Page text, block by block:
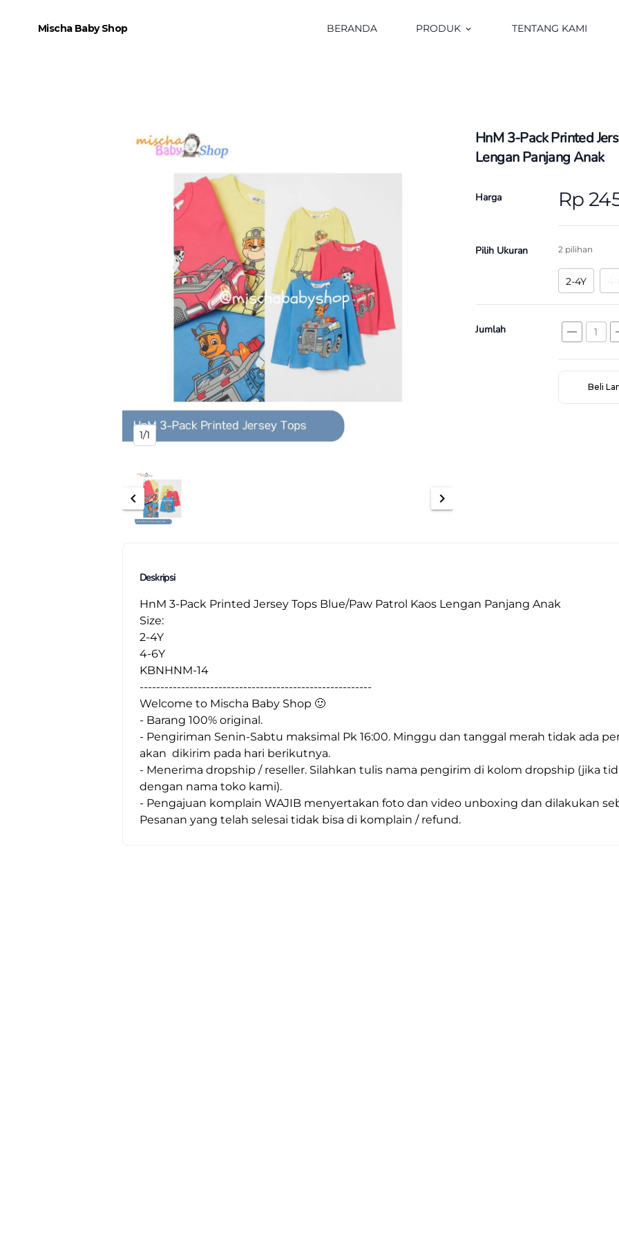
Mischa Baby Shop BERANDA PRODUK keyboard_arrow_down TENTANG KAMI
1/1
chevron_left chevron_right
HnM 3-Pack Printed
Lengan Panjang Anak
Harga Rp
Pilih Ukuran 2 pilihan
2-4Y
Jumlah remove
Beli
Deskripsi
HnM 3-Pack Printed Jersey Tops Blue/Paw Patrol Kaos Lengan Panjang Anak
Size:
2-4Y
4-6Y
KBNHNM-14
--------------------------------------------------------
Welcome to Mischa Baby Shop 🙂
- Barang 100% original.
- Pengiriman Senin-Sabtu maksimal Pk 16:00. Minggu dan tanggal merah tidak ada
akan  dikirim pada hari berikutnya.
- Menerima dropship / reseller. Silahkan tulis nama pengirim di kolom dropship (jika
dengan nama toko kami).
- Pengajuan komplain WAJIB menyertakan foto dan video unboxing dan dilakukan
Pesanan yang telah selesai tidak bisa di komplain / refund.